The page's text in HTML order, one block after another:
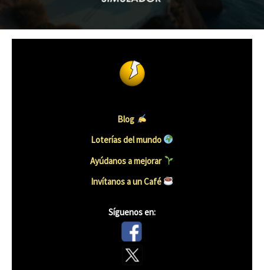
Blog
Loterías del mundo
Ayúdanos a mejorar
Invítanos a un Café
Síguenos en: